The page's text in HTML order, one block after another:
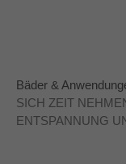
Bäder &
SICH ZEIT
ENTSPANNUNG